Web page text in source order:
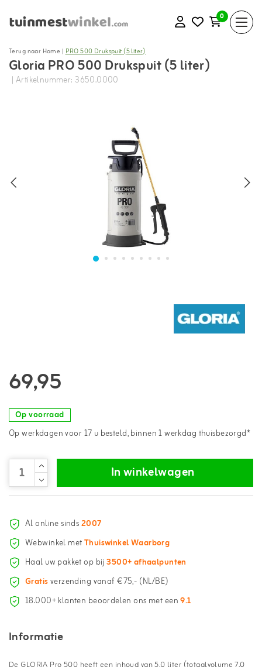
0
Terug naar Home |PRO 500 Drukspuit (5 liter)
Gloria PRO 500 Drukspuit (5 liter)
| Artikelnummer: 3650.0000
69,95
Op voorraad
Op werkdagen voor 17 u besteld, binnen 1 werkdag thuisbezorgd*
In winkelwagen
Al online sinds2007
Webwinkel metThuiswinkel Waarborg
Haal uw pakket op bij3500+ afhaalpunten
Gratisverzending vanaf €75,- (NL/BE)
18.000+ klanten beoordelen ons met een9.1
Informatie